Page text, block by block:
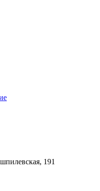
191